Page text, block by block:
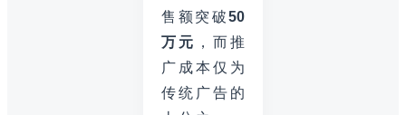
售额突破50
万元 ，而推
广成本仅为
传统广告的